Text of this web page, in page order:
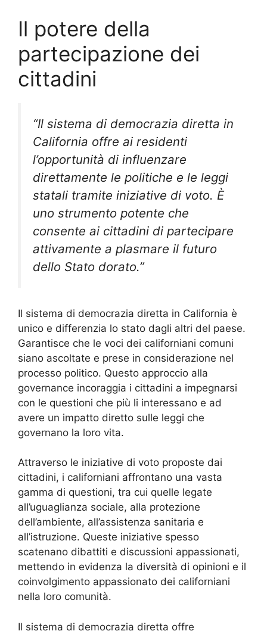
Il potere della
partecipazione dei
cittadini
“Il sistema di democrazia diretta in
California offre ai residenti
l’opportunità di influenzare
direttamente le politiche e le leggi
statali tramite iniziative di voto. È
uno strumento potente che
consente ai cittadini di partecipare
attivamente a plasmare il futuro
dello Stato dorato.”
Il sistema di democrazia diretta in California è
unico e differenzia lo stato dagli altri del paese.
Garantisce che le voci dei californiani comuni
siano ascoltate e prese in considerazione nel
processo politico. Questo approccio alla
governance incoraggia i cittadini a impegnarsi
con le questioni che più li interessano e ad
avere un impatto diretto sulle leggi che
governano la loro vita.
Attraverso le iniziative di voto proposte dai
cittadini, i californiani affrontano una vasta
gamma di questioni, tra cui quelle legate
all’uguaglianza sociale, alla protezione
dell’ambiente, all’assistenza sanitaria e
all’istruzione. Queste iniziative spesso
scatenano dibattiti e discussioni appassionati,
mettendo in evidenza la diversità di opinioni e il
coinvolgimento appassionato dei californiani
nella loro comunità.
Il sistema di democrazia diretta offre